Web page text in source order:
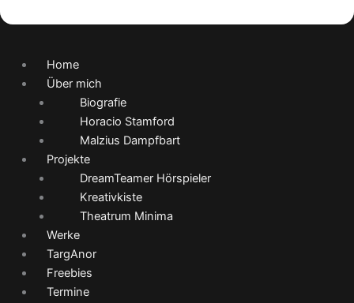
Home
Über mich
Biografie
Horacio Stamford
Malzius Dampfbart
Projekte
DreamTeamer Hörspieler
Kreativkiste
Theatrum Minima
Werke
TargAnor
Freebies
Termine